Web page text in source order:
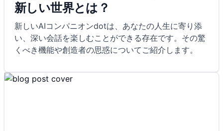
新しい世界とは？
新しいAIコンパニオンdotは、あなたの人生に寄り添
い、深い会話を楽しむことができる存在です。その驚
くべき機能や創造者の思惑についてご紹介します。